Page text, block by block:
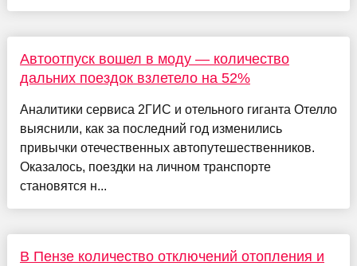
Автоотпуск вошел в моду — количество
дальних поездок взлетело на 52%
Аналитики сервиса 2ГИС и отельного гиганта Отелло
выяснили, как за последний год изменились
привычки отечественных автопутешественников.
Оказалось, поездки на личном транспорте
становятся н...
В Пензе количество отключений отопления и